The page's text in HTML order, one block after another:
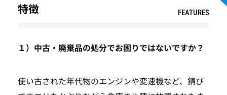
特徴 FEATURES
１）中古・廃棄品の処分でお困りではないですか？
使い古された年代物のエンジンや変速機など、錆び